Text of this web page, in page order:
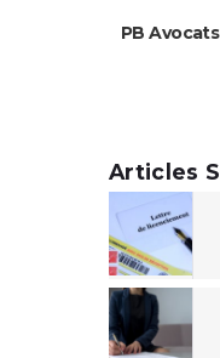
PB Avocats
Articles